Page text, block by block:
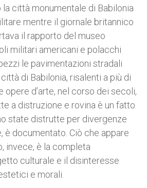
la città monumentale di Babilonia
mentre il giornale britannico
il rapporto del museo
militari americani e polacchi
le pavimentazioni stradali
di Babilonia, risalenti a più di
opere d’arte, nel corso dei secoli,
a distruzione e rovina è un fatto
state distrutte per divergenze
è documentato. Ciò che appare
invece, è la completa
culturale e il disinteresse
e morali.